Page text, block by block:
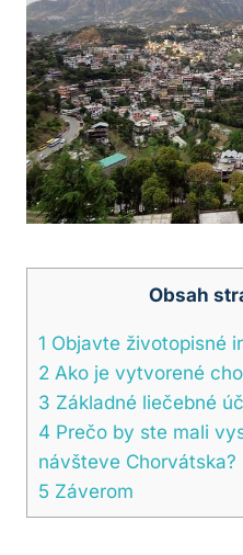
Obsah
1 Objavte životopisné
2 Ako je vytvorené
3 Základné liečebné
4 Prečo by ste mali
návšteve Chorvátska?
5 Záverom